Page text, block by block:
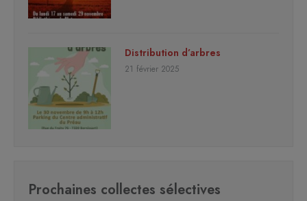
Distribution d’arbres
21 février 2025
Prochaines collectes sélectives